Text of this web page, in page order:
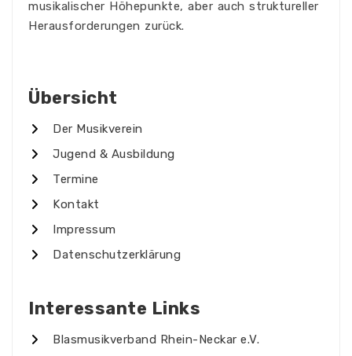
musikalischer Höhepunkte, aber auch struktureller
Herausforderungen zurück.
Übersicht
Der Musikverein
Jugend & Ausbildung
Termine
Kontakt
Impressum
Datenschutzerklärung
Interessante Links
Blasmusikverband Rhein-Neckar e.V.